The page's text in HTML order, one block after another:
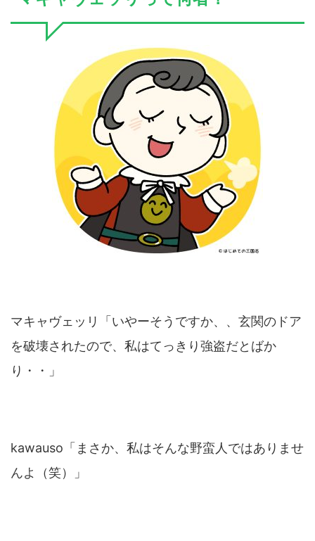
マキャヴェッリ「いやーそうですか、、玄関のドア
を破壊されたので、私はてっきり強盗だとばか
り・・」
kawauso「まさか、私はそんな野蛮人ではありませ
んよ（笑）」